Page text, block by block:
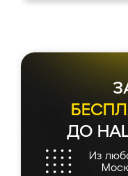
ДО
Из